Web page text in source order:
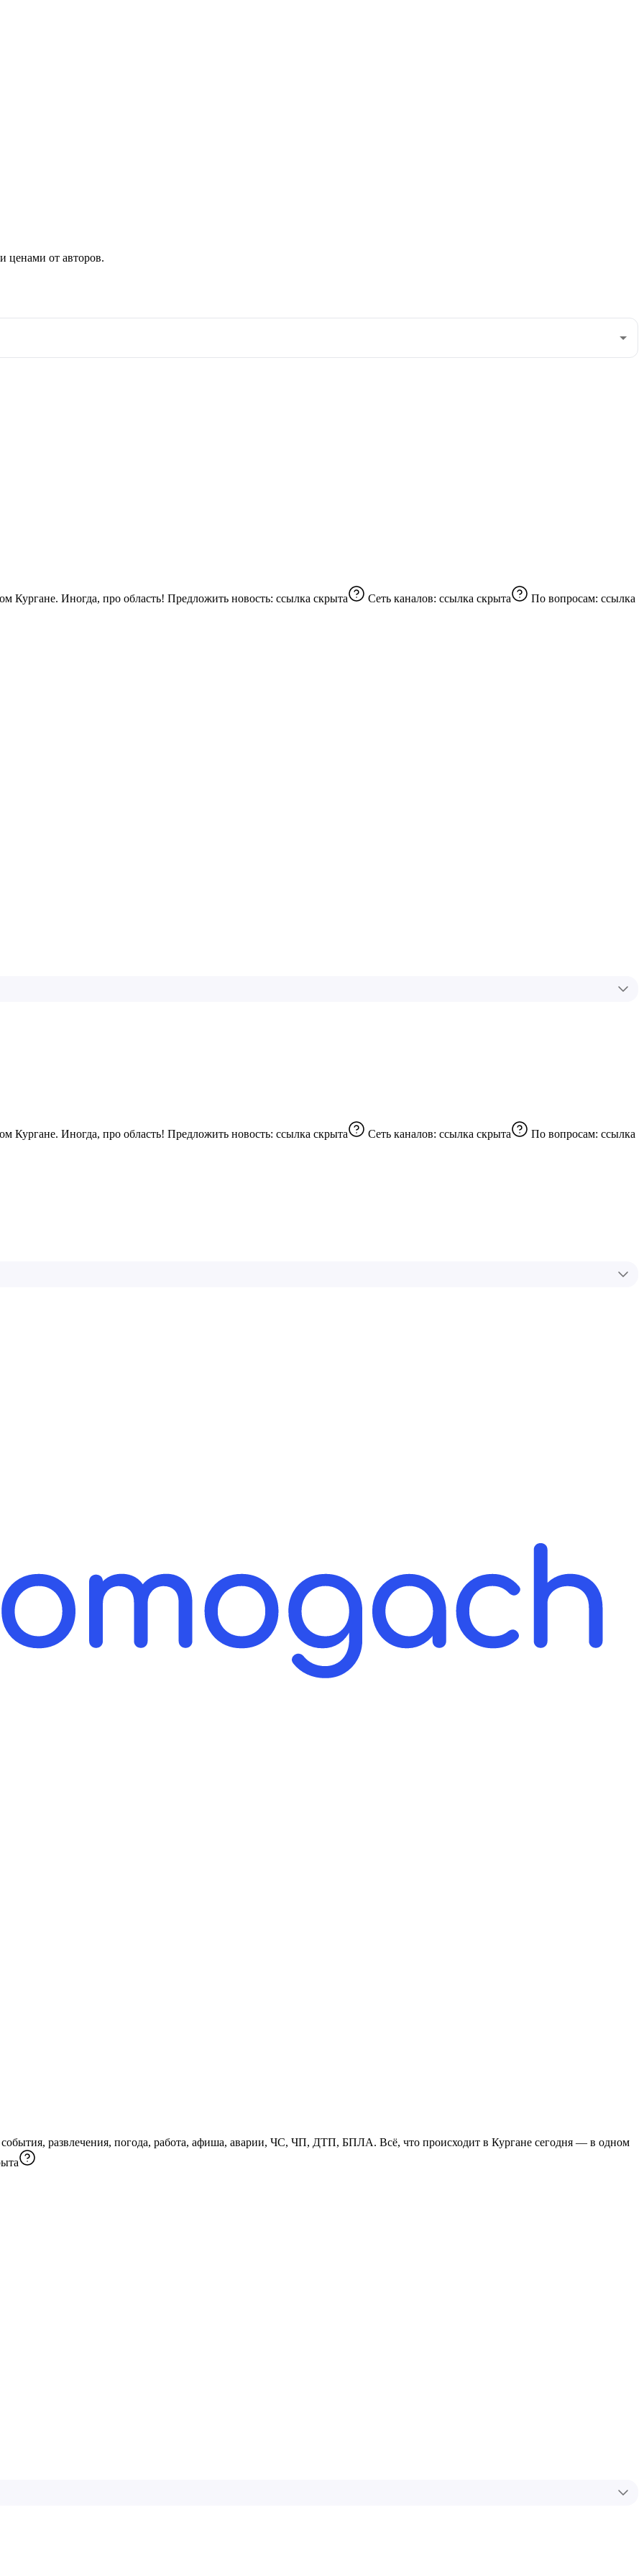
ценами от авторов.
Иногда, про область! Предложить новость: ссылка скрыта Сеть каналов: ссылка скрыта По вопросам: ссылка
Иногда, про область! Предложить новость: ссылка скрыта Сеть каналов: ссылка скрыта По вопросам: ссылка
развлечения, погода, работа, афиша, аварии, ЧС, ЧП, ДТП, БПЛА. Всё, что происходит в Кургане сегодня — в одном